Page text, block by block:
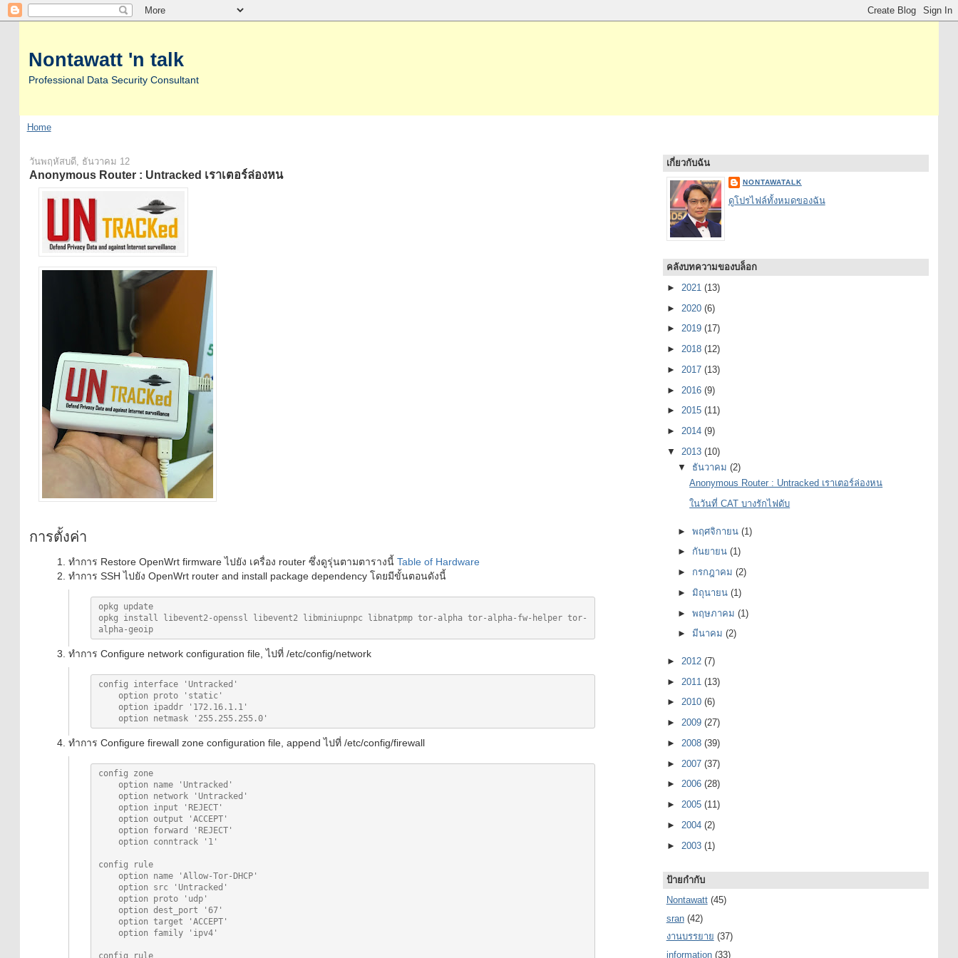
Nontawatt 'n talk
Professional Data Security Consultant
Home
วันพฤหัสบดี, ธันวาคม 12
Anonymous Router : Untracked เราเตอร์ล่องหน
การตั้งค่า
ทำการ Restore OpenWrt firmware ไปยัง เครื่อง router ซึ่งดูรุ่นตามตารางนี้ Table of Hardware
ทำการ SSH ไปยัง OpenWrt router and install package dependency โดยมีขั้นตอนดังนี้
opkg update
opkg install libevent2-openssl libevent2 libminiupnpc libnatpmp tor-alpha tor-alpha-fw-helper tor-
alpha-geoip
ทำการ Configure network configuration file, ไปที่ /etc/config/network
config interface 'Untracked'
ทำการ Configure firewall zone configuration file, append ไปที่ /etc/config/firewall
config zone
config rule
เกี่ยวกับฉัน
NONTAWATALK
ดูโปรไฟล์ทั้งหมดของฉัน
คลังบทความของบล็อก
► 2021 (13)
► 2020 (6)
► 2019 (17)
► 2018 (12)
► 2017 (13)
► 2016 (9)
► 2015 (11)
► 2014 (9)
▼ 2013 (10)
▼ ธันวาคม(2)
Anonymous Router : Untracked เราเตอร์ล่องหน
ในวันที่ CAT บางรักไฟดับ
►พฤศจิกายน(1)
► กันยายน(1)
► กรกฎาคม(2)
►มิถุนายน(1)
►พฤษภาคม(1)
►มีนาคม(2)
► 2012 (7)
► 2011 (13)
► 2010 (6)
► 2009 (27)
► 2008 (39)
► 2007 (37)
► 2006 (28)
► 2005 (11)
► 2004 (2)
► 2003 (1)
ป้ายกำกับ
Nontawatt (45)
sran (42)
งานบรรยาย (37)
information (33)